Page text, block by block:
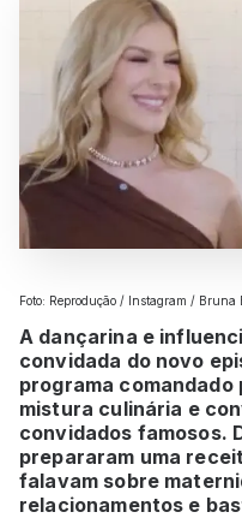
Foto: Reprodução / Instagram / Bruna
A dançarina e
convidada do novo
programa comandado
mistura culinária e
convidados famosos.
prepararam uma
falavam sobre
relacionamentos e